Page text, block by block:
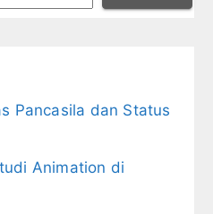
Pancasila dan Status
Animation di